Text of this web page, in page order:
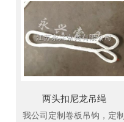
两头扣尼龙吊绳
我公司定制卷板吊钩，定制